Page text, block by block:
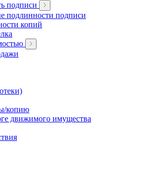
подписи
подлинности подписи
копий
копию
движимого имущества